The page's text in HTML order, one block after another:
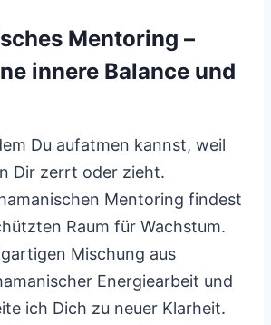
Mentoring –
innere Balance und
Du aufatmen kannst, weil
Dir zerrt oder zieht.
Mentoring findest
Raum für Wachstum.
Mischung aus
Energiearbeit und
ich Dich zu neuer Klarheit.